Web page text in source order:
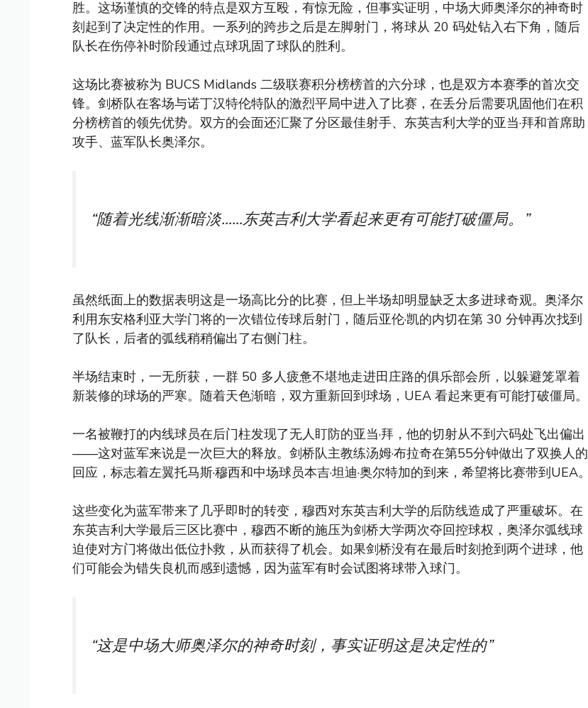
胜。这场谨慎的交锋的特点是双方互殴，有惊无险，但事实证明，中场大师奥泽尔的神奇时
刻起到了决定性的作用。一系列的跨步之后是左脚射门，将球从 20 码处钻入右下角，随后
队长在伤停补时阶段通过点球巩固了球队的胜利。
这场比赛被称为 BUCS Midlands 二级联赛积分榜榜首的六分球，也是双方本赛季的首次交
锋。剑桥队在客场与诺丁汉特伦特队的激烈平局中进入了比赛，在丢分后需要巩固他们在积
分榜榜首的领先优势。双方的会面还汇聚了分区最佳射手、东英吉利大学的亚当·拜和首席助
攻手、蓝军队长奥泽尔。
“随着光线渐渐暗淡……东英吉利大学看起来更有可能打破僵局。”
虽然纸面上的数据表明这是一场高比分的比赛，但上半场却明显缺乏太多进球奇观。奥泽尔
利用东安格利亚大学门将的一次错位传球后射门，随后亚伦·凯的内切在第 30 分钟再次找到
了队长，后者的弧线稍稍偏出了右侧门柱。
半场结束时，一无所获，一群 50 多人疲惫不堪地走进田庄路的俱乐部会所，以躲避笼罩着
新装修的球场的严寒。随着天色渐暗，双方重新回到球场，UEA 看起来更有可能打破僵局。
一名被鞭打的内线球员在后门柱发现了无人盯防的亚当·拜，他的切射从不到六码处飞出偏出
——这对蓝军来说是一次巨大的释放。剑桥队主教练汤姆·布拉奇在第55分钟做出了双换人的
回应，标志着左翼托马斯·穆西和中场球员本吉·坦迪·奥尔特加的到来，希望将比赛带到UEA。
这些变化为蓝军带来了几乎即时的转变，穆西对东英吉利大学的后防线造成了严重破坏。在
东英吉利大学最后三区比赛中，穆西不断的施压为剑桥大学两次夺回控球权，奥泽尔弧线球
迫使对方门将做出低位扑救，从而获得了机会。如果剑桥没有在最后时刻抢到两个进球，他
们可能会为错失良机而感到遗憾，因为蓝军有时会试图将球带入球门。
“这是中场大师奥泽尔的神奇时刻，事实证明这是决定性的”